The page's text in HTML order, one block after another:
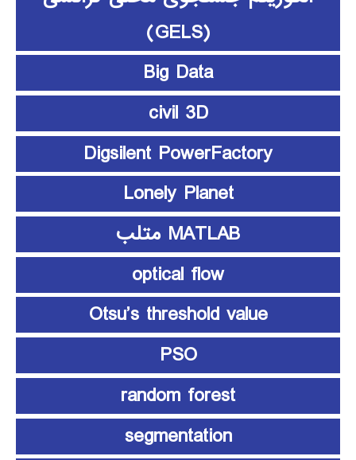
(GELS)
Big Data
civil 3D
Digsilent PowerFactory
Lonely Planet
MATLAB متلب
optical flow
Otsu’s threshold value
PSO
random forest
segmentation